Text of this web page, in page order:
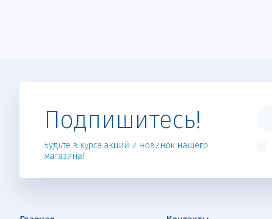
Подпишитесь!
Будьте в курсе акций и новинок нашего
магазина!